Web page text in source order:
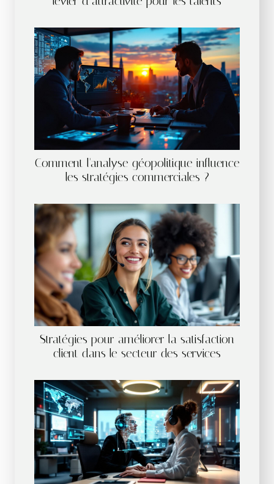
Comment l'analyse géopolitique influence
les stratégies commerciales ?
Stratégies pour améliorer la satisfaction
client dans le secteur des services